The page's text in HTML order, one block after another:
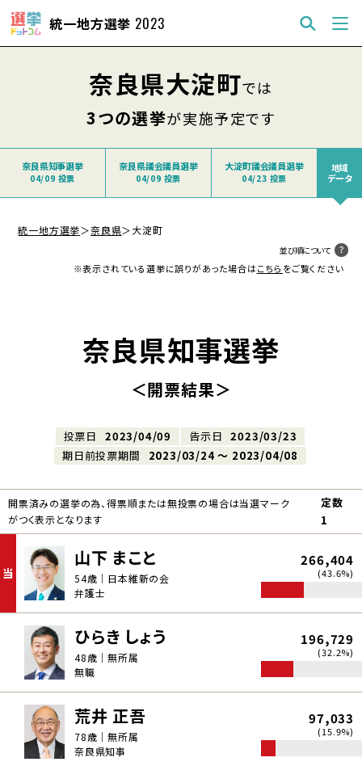
統一地方選挙 2023
奈良県大淀町では
3つの選挙が実施予定です
奈良県知事選挙
04/09 投票
奈良県議会議員選挙
04/09 投票
大淀町議会議員選挙
04/23 投票
地域
データ
統一地方選挙＞奈良県＞大淀町
並び順について
※表示されている選挙に誤りがあった場合はこちら をご覧ください
奈良県知事選挙
＜開票結果＞
投票日 2023/04/09 告示日
2023/03/23
期日前投票期間
2023/03/24 〜 2023/04/08
開票済みの選挙の為、得票順または無投票の場合は当選マーク
がつく表示となります
定数
1
当
山下 まこと
54歳｜日本維新の会
弁護士
266,404
(43.6%)
ひらき しょう
48歳｜無所属
無職
196,729
(32.2%)
荒井 正吾
78歳｜無所属
奈良県知事
97,033
(15.9%)